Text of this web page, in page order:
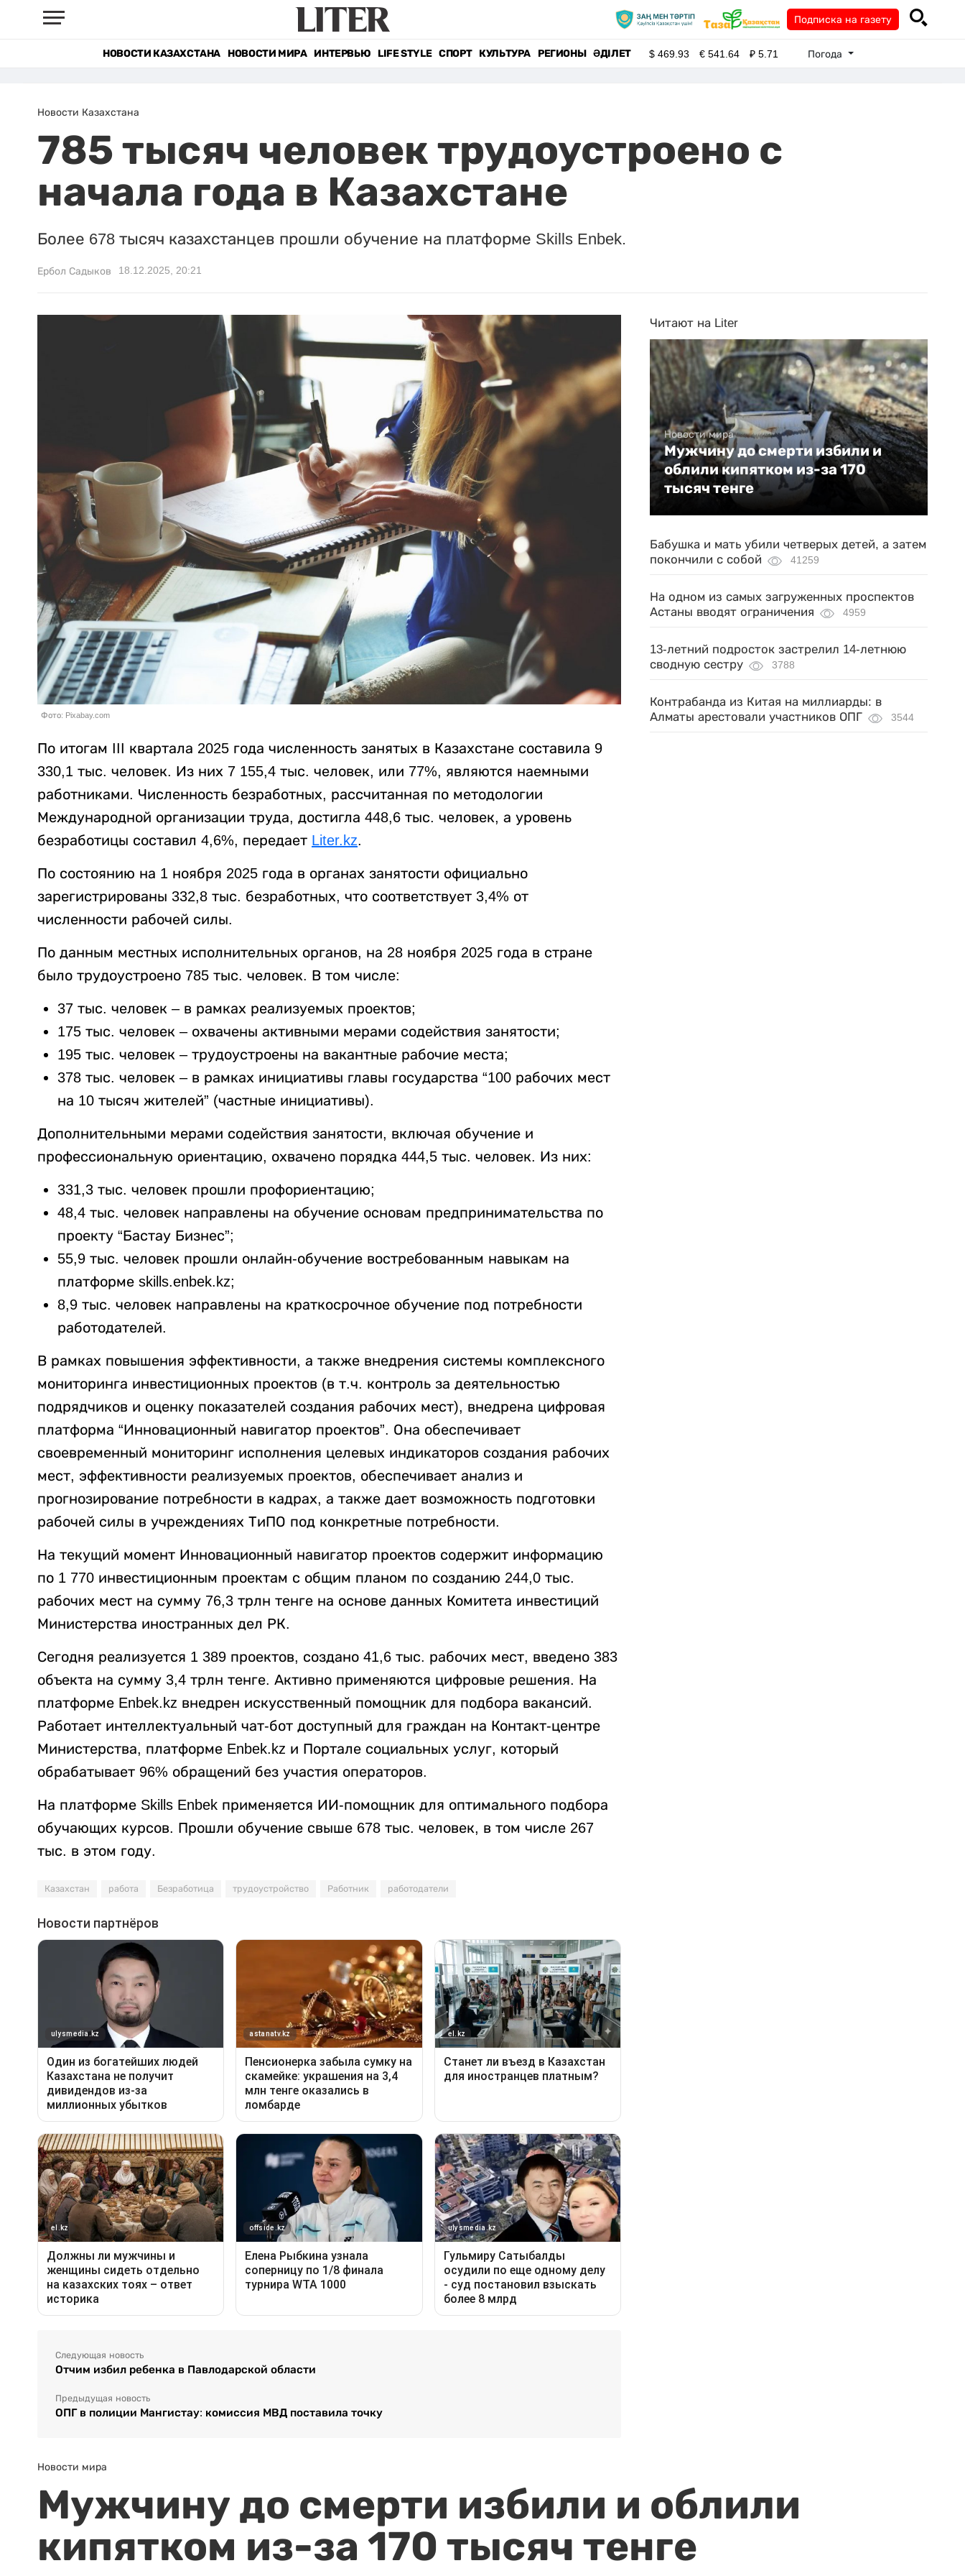
Подписка на газету
НОВОСТИ КАЗАХСТАНА НОВОСТИ МИРА ИНТЕРВЬЮ LIFE STYLE СПОРТ КУЛЬТУРА РЕГИОНЫ ӘДІЛЕТ $469.93 €541.64 ₽5.71 Погода
Новости Казахстана
785 тысяч человек трудоустроено с
начала года в Казахстане
Более 678 тысяч казахстанцев прошли обучение на платформе Skills Enbek.
Ербол Садыков 18.12.2025, 20:21
Фото: Pixabay.com
По итогам III квартала 2025 года численность занятых в Казахстане составила 9
330,1 тыс. человек. Из них 7 155,4 тыс. человек, или 77%, являются наемными
работниками. Численность безработных, рассчитанная по методологии
Международной организации труда, достигла 448,6 тыс. человек, а уровень
безработицы составил 4,6%, передает Liter.kz.
По состоянию на 1 ноября 2025 года в органах занятости официально
зарегистрированы 332,8 тыс. безработных, что соответствует 3,4% от
численности рабочей силы.
По данным местных исполнительных органов, на 28 ноября 2025 года в стране
было трудоустроено 785 тыс. человек. В том числе:
37 тыс. человек – в рамках реализуемых проектов;
175 тыс. человек – охвачены активными мерами содействия занятости;
195 тыс. человек – трудоустроены на вакантные рабочие места;
378 тыс. человек – в рамках инициативы главы государства “100 рабочих мест
на 10 тысяч жителей” (частные инициативы).
Дополнительными мерами содействия занятости, включая обучение и
профессиональную ориентацию, охвачено порядка 444,5 тыс. человек. Из них:
331,3 тыс. человек прошли профориентацию;
48,4 тыс. человек направлены на обучение основам предпринимательства по
проекту “Бастау Бизнес”;
55,9 тыс. человек прошли онлайн-обучение востребованным навыкам на
платформе skills.enbek.kz;
8,9 тыс. человек направлены на краткосрочное обучение под потребности
работодателей.
В рамках повышения эффективности, а также внедрения системы комплексного
мониторинга инвестиционных проектов (в т.ч. контроль за деятельностью
подрядчиков и оценку показателей создания рабочих мест), внедрена цифровая
платформа “Инновационный навигатор проектов”. Она обеспечивает
своевременный мониторинг исполнения целевых индикаторов создания рабочих
мест, эффективности реализуемых проектов, обеспечивает анализ и
прогнозирование потребности в кадрах, а также дает возможность подготовки
рабочей силы в учреждениях ТиПО под конкретные потребности.
На текущий момент Инновационный навигатор проектов содержит информацию
по 1 770 инвестиционным проектам с общим планом по созданию 244,0 тыс.
рабочих мест на сумму 76,3 трлн тенге на основе данных Комитета инвестиций
Министерства иностранных дел РК.
Сегодня реализуется 1 389 проектов, создано 41,6 тыс. рабочих мест, введено 383
объекта на сумму 3,4 трлн тенге. Активно применяются цифровые решения. На
платформе Enbek.kz внедрен искусственный помощник для подбора вакансий.
Работает интеллектуальный чат-бот доступный для граждан на Контакт-центре
Министерства, платформе Enbek.kz и Портале социальных услуг, который
обрабатывает 96% обращений без участия операторов.
На платформе Skills Enbek применяется ИИ-помощник для оптимального подбора
обучающих курсов. Прошли обучение свыше 678 тыс. человек, в том числе 267
тыс. в этом году.
Казахстан работа Безработица трудоустройство Работник работодатели
Следующая новость
Отчим избил ребенка в Павлодарской области
Предыдущая новость
ОПГ в полиции Мангистау: комиссия МВД поставила точку
Читают на Liter
Новости мира
Мужчину до смерти избили и
облили кипятком из-за 170
тысяч тенге
Бабушка и мать убили четверых детей, а затем
покончили с собой
41259
На одном из самых загруженных проспектов
Астаны вводят ограничения
4959
13-летний подросток застрелил 14-летнюю
сводную сестру
3788
Контрабанда из Китая на миллиарды: в
Алматы арестовали участников ОПГ
3544
Новости мира
Мужчину до смерти избили и облили
кипятком из-за 170 тысяч тенге